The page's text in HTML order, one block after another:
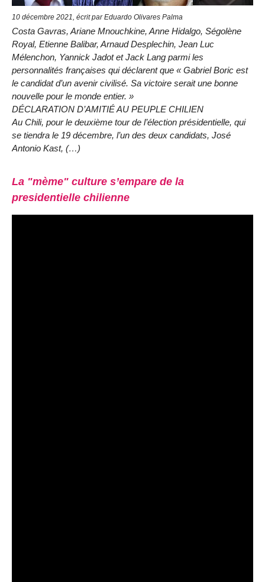
10 décembre 2021, écrit par Eduardo Olivares Palma
Costa Gavras, Ariane Mnouchkine, Anne Hidalgo, Ségolène
Royal, Etienne Balibar, Arnaud Desplechin, Jean Luc
Mélenchon, Yannick Jadot et Jack Lang parmi les
personnalités françaises qui déclarent que « Gabriel Boric est
le candidat d’un avenir civilisé. Sa victoire serait une bonne
nouvelle pour le monde entier. »
DÉCLARATION D’AMITIÉ AU PEUPLE CHILIEN
Au Chili, pour le deuxième tour de l’élection présidentielle, qui
se tiendra le 19 décembre, l’un des deux candidats, José
Antonio Kast, (…)
La "mème" culture s’empare de la
presidentielle chilienne
Video